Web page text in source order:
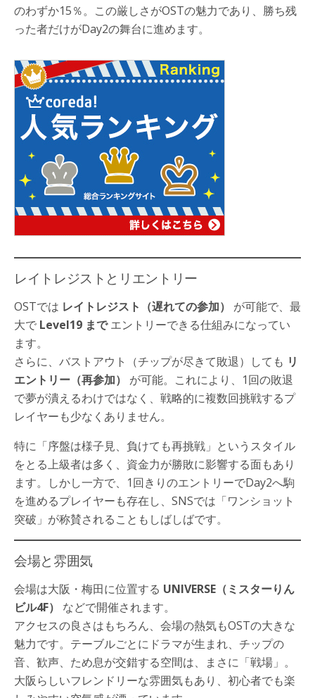
のわずか15％。この厳しさがOSTの魅力であり、勝ち残
った者だけがDay2の舞台に進めます。
レイトレジストとリエントリー
OSTでは レイトレジスト（遅れての参加）
が可能で、最
大で Level19 までエントリーできる仕組みになってい
ます。
さらに、バストアウト（チップが尽きて敗退）しても リ
エントリー（再参加）
が可能。これにより、1回の敗退
で夢が潰えるわけではなく、戦略的に複数回挑戦するプ
レイヤーも少なくありません。
特に「序盤は様子見、負けても再挑戦」というスタイル
をとる上級者は多く、資金力が勝敗に影響する面もあり
ます。しかし一方で、1回きりのエントリーでDay2へ駒
を進めるプレイヤーも存在し、SNSでは「ワンショット
突破」が称賛されることもしばしばです。
会場と雰囲気
会場は大阪・梅田に位置する UNIVERSE（ミスターりん
ビル4F）
などで開催されます。
アクセスの良さはもちろん、会場の熱気もOSTの大きな
魅力です。テーブルごとにドラマが生まれ、チップの
音、歓声、ため息が交錯する空間は、まさに「戦場」。
大阪らしいフレンドリーな雰囲気もあり、初心者でも楽